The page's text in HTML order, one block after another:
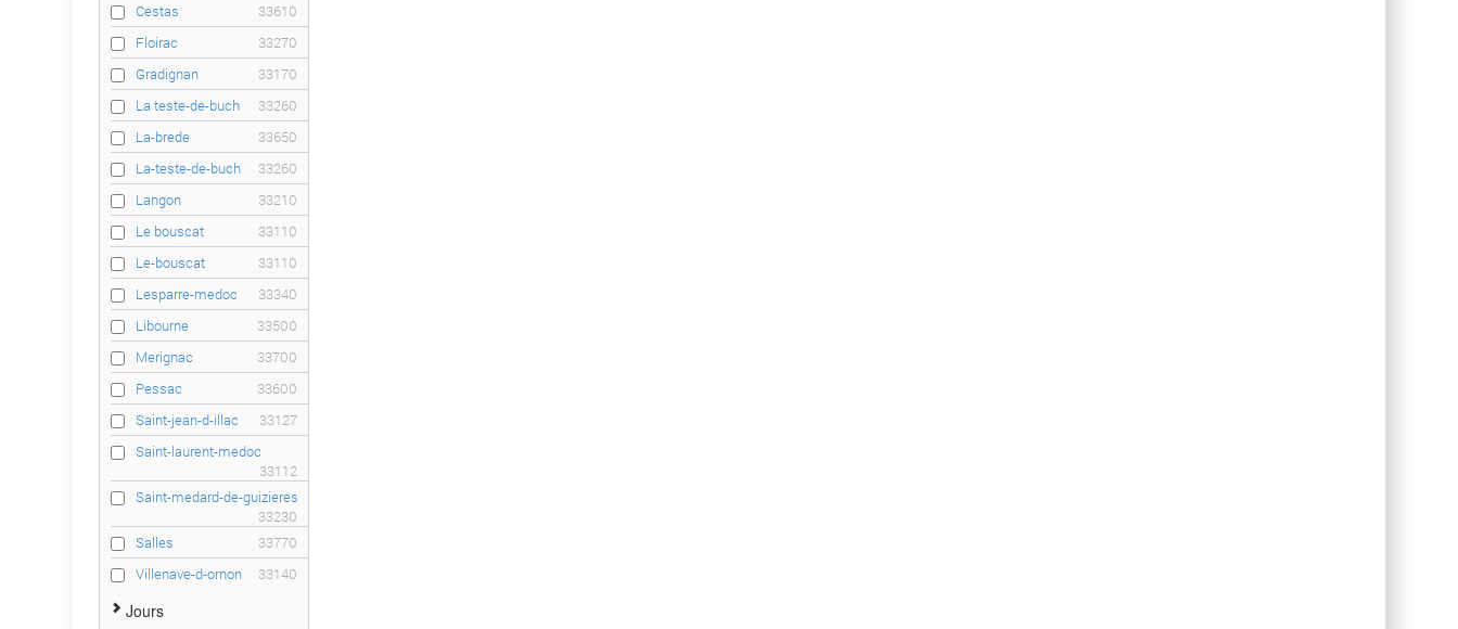
Cestas
33610
Floirac
33270
Gradignan
33170
La teste-de-buch
33260
La-brede
33650
La-teste-de-buch
33260
Langon
33210
Le bouscat
33110
Le-bouscat
33110
Lesparre-medoc
33340
Libourne
33500
Merignac
33700
Pessac
33600
Saint-jean-d-illac
33127
Saint-laurent-medoc
33112
Saint-medard-de-guizieres
33230
Salles
33770
Villenave-d-ornon
33140
Jours